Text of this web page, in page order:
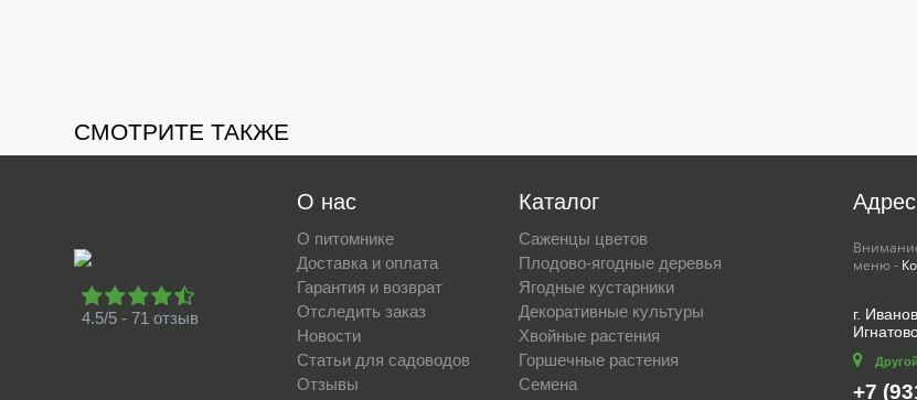
СМОТРИТЕ ТАКЖЕ
4.5/5 - 71 отзыв
О нас
О питомнике
Доставка и оплата
Гарантия и возврат
Отследить заказ
Новости
Статьи для садоводов
Отзывы
Каталог
Саженцы цветов
Плодово-ягодные деревья
Ягодные кустарники
Декоративные культуры
Хвойные растения
Горшечные растения
Семена
Адрес
меню -
г.
+7